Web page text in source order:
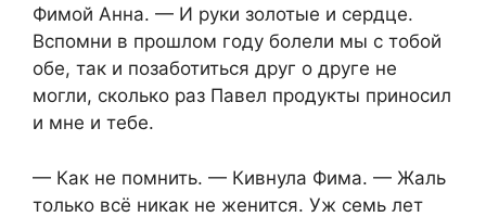
Фимой Анна. — И руки золотые и сердце.
Вспомни в прошлом году болели мы с тобой
обе, так и позаботиться друг о друге не
могли, сколько раз Павел продукты приносил
и мне и тебе.
— Как не помнить. — Кивнула Фима. — Жаль
только всё никак не женится. Уж семь лет